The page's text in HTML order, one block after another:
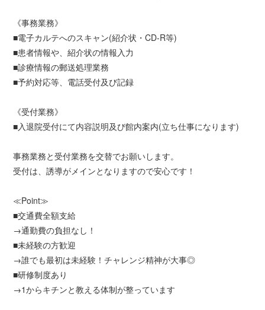
《事務業務》
■電子カルテへのスキャン(紹介状・CD-R等)
■患者情報や、紹介状の情報入力
■診療情報の郵送処理業務
■予約対応等、電話受付及び記録
《受付業務》
■入退院受付にて内容説明及び館内案内(立ち仕事になります)
事務業務と受付業務を交替でお願いします。
受付は、誘導がメインとなりますので安心です！
≪Point≫
■交通費全額支給
→通勤費の負担なし！
■未経験の方歓迎
→誰でも最初は未経験！チャレンジ精神が大事◎
■研修制度あり
→1からキチンと教える体制が整っています